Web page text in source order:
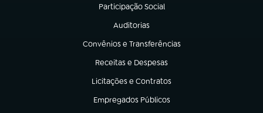
Participação Social
(abre em nova aba)
Auditorias
(abre em nova aba)
Convênios e Transferências
(abre em nova aba)
Receitas e Despesas
(abre em nova aba)
Licitações e Contratos
(abre em nova aba)
Empregados Públicos
(abre em nova aba)